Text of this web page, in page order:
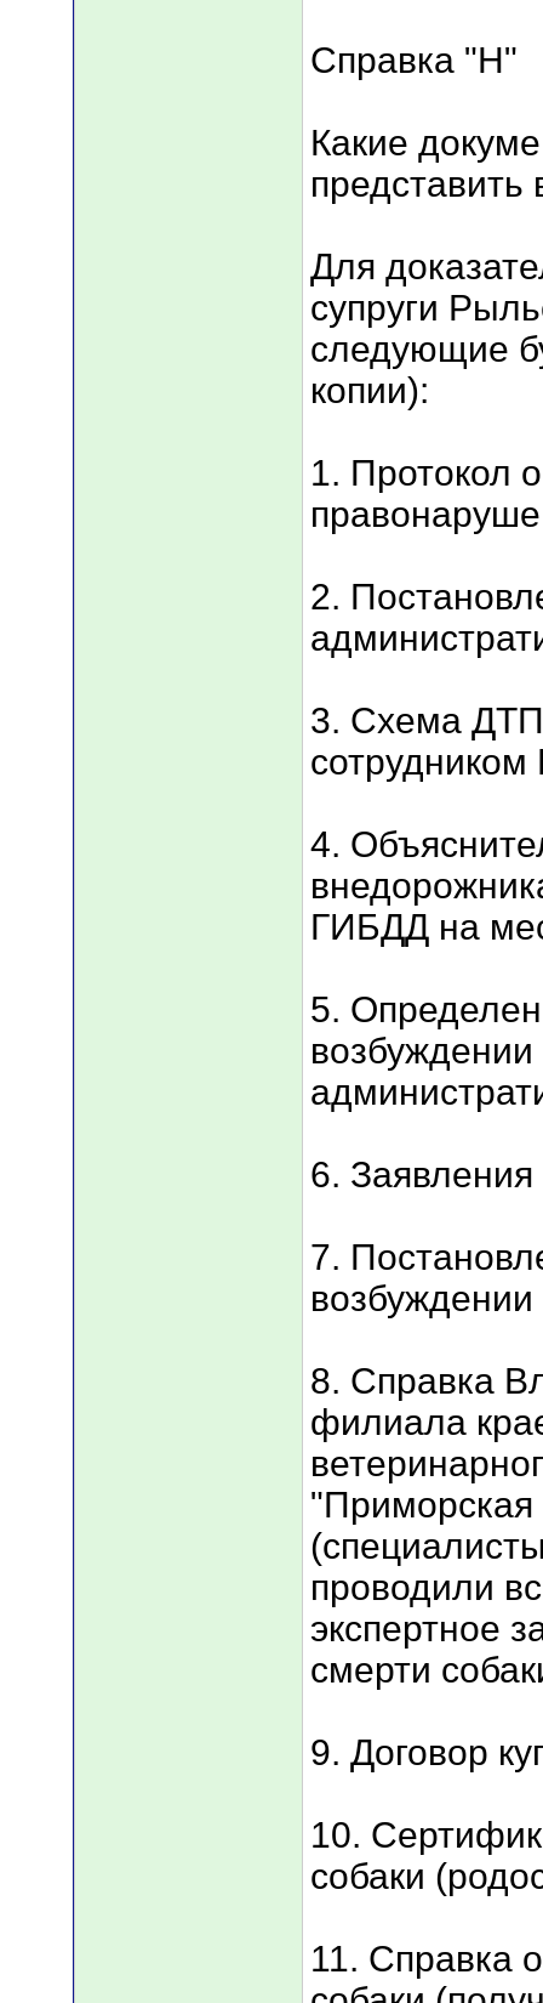
Справка "Н"
Какие
представить
Для
супруги
следующие
копии):
1. Протокол
2.
3. Схема
4.
ГИБДД на
5.
6.
7.
возбуждении
8. Справка
филиала
"Приморская
проводили
экспертное
смерти
9. Договор
10.
собаки
11. Справка